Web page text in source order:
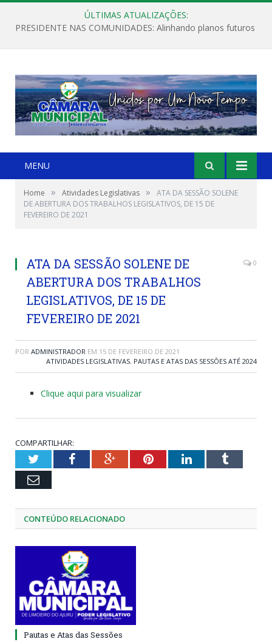
ÚLTIMAS ATUALIZAÇÕES:
PRESIDENTE NAS COMUNIDADES: Alinhando planos futuros
MENU
Home » Atividades Legislativas »
ATA DA SESSÃO SOLENE
DE ABERTURA DOS TRABALHOS LEGISLATIVOS, DE 15 DE
FEVEREIRO DE 2021
ATA DA SESSÃO SOLENE DE
ABERTURA DOS TRABALHOS
LEGISLATIVOS, DE 15 DE
FEVEREIRO DE 2021
0
POR ADMINISTRADOR EM 15 DE FEVEREIRO DE 2021
ATIVIDADES LEGISLATIVAS, PAUTAS E ATAS DAS SESSÕES ATÉ 2024
Clique aqui para visualizar
COMPARTILHAR:
TwitterFacebookGoogle+PinterestLinkedInTumblr
Email
CONTEÚDO RELACIONADO
Pautas e Atas das Sessões